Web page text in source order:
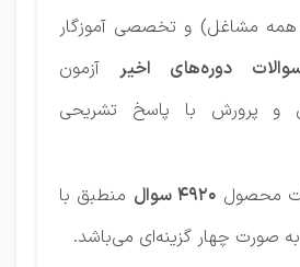
مشاغل) و تخصصی آموزگار
دوره‌های اخیر آزمون‌
و پرورش با پاسخ تشریحی
محصول 4920 سوال
منطبق با
صورت چهار گزینه‌ای می‌باشد.